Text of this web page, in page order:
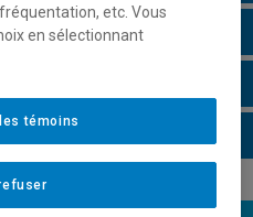
etc. Vous
en sélectionnant
témoins